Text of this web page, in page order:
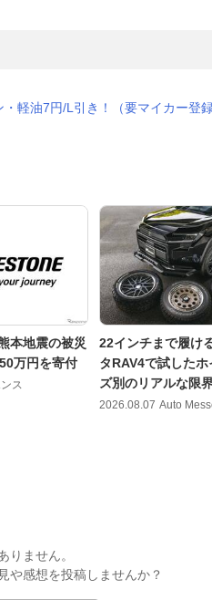
軽油7円/L引き！（要マイカー登
本地震の被災
万円を寄付
ス
22インチまで履け
タRAV4で試したホ
ズ別のリアルな限
2026.08.07 Auto
りません。
や感想を投稿しませんか？